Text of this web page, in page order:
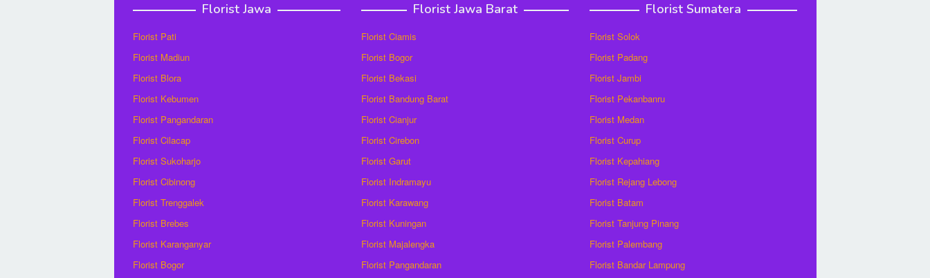
Florist Jawa
Florist Pati
Florist Madiun
Florist Blora
Florist Kebumen
Florist Pangandaran
Florist Cilacap
Florist Sukoharjo
Florist Cibinong
Florist Trenggalek
Florist Brebes
Florist Karanganyar
Florist Bogor
Florist Jawa Barat
Florist Ciamis
Florist Bogor
Florist Bekasi
Florist Bandung Barat
Florist Cianjur
Florist Cirebon
Florist Garut
Florist Indramayu
Florist Karawang
Florist Kuningan
Florist Majalengka
Florist Pangandaran
Florist Sumatera
Florist Solok
Florist Padang
Florist Jambi
Florist Pekanbanru
Florist Medan
Florist Curup
Florist Kepahiang
Florist Rejang Lebong
Florist Batam
Florist Tanjung Pinang
Florist Palembang
Florist Bandar Lampung